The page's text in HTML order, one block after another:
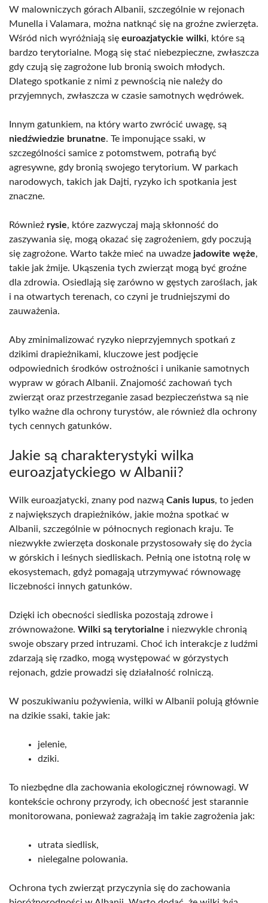
W malowniczych górach Albanii, szczególnie w rejonach
Munella i Valamara, można natknąć się na groźne zwierzęta.
Wśród nich wyróżniają się euroazjatyckie wilki, które są
bardzo terytorialne. Mogą się stać niebezpieczne, zwłaszcza
gdy czują się zagrożone lub bronią swoich młodych.
Dlatego spotkanie z nimi z pewnością nie należy do
przyjemnych, zwłaszcza w czasie samotnych wędrówek.
Innym gatunkiem, na który warto zwrócić uwagę, są
niedźwiedzie brunatne. Te imponujące ssaki, w
szczególności samice z potomstwem, potrafią być
agresywne, gdy bronią swojego terytorium. W parkach
narodowych, takich jak Dajti, ryzyko ich spotkania jest
znaczne.
Również rysie, które zazwyczaj mają skłonność do
zaszywania się, mogą okazać się zagrożeniem, gdy poczują
się zagrożone. Warto także mieć na uwadze jadowite węże,
takie jak żmije. Ukąszenia tych zwierząt mogą być groźne
dla zdrowia. Osiedlają się zarówno w gęstych zaroślach, jak
i na otwartych terenach, co czyni je trudniejszymi do
zauważenia.
Aby zminimalizować ryzyko nieprzyjemnych spotkań z
dzikimi drapieżnikami, kluczowe jest podjęcie
odpowiednich środków ostrożności i unikanie samotnych
wypraw w górach Albanii. Znajomość zachowań tych
zwierząt oraz przestrzeganie zasad bezpieczeństwa są nie
tylko ważne dla ochrony turystów, ale również dla ochrony
tych cennych gatunków.
Jakie są charakterystyki wilka
euroazjatyckiego w Albanii?
Wilk euroazjatycki, znany pod nazwą Canis lupus, to jeden
z największych drapieżników, jakie można spotkać w
Albanii, szczególnie w północnych regionach kraju. Te
niezwykłe zwierzęta doskonale przystosowały się do życia
w górskich i leśnych siedliskach. Pełnią one istotną rolę w
ekosystemach, gdyż pomagają utrzymywać równowagę
liczebności innych gatunków.
Dzięki ich obecności siedliska pozostają zdrowe i
zrównoważone. Wilki są terytorialne i niezwykle chronią
swoje obszary przed intruzami. Choć ich interakcje z ludźmi
zdarzają się rzadko, mogą występować w górzystych
rejonach, gdzie prowadzi się działalność rolniczą.
W poszukiwaniu pożywienia, wilki w Albanii polują głównie
na dzikie ssaki, takie jak:
jelenie,
dziki.
To niezbędne dla zachowania ekologicznej równowagi. W
kontekście ochrony przyrody, ich obecność jest starannie
monitorowana, ponieważ zagrażają im takie zagrożenia jak:
utrata siedlisk,
nielegalne polowania.
Ochrona tych zwierząt przyczynia się do zachowania